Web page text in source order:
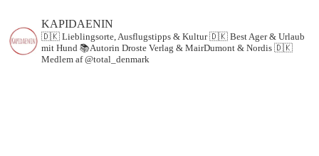
KAPIDAENIN
🇩🇰 Lieblingsorte, Ausflugstipps & Kultur🇩🇰 Best Ager & Urlaub
mit Hund 📚Autorin Droste Verlag & MairDumont & Nordis 🇩🇰
Medlem af @total_denmark